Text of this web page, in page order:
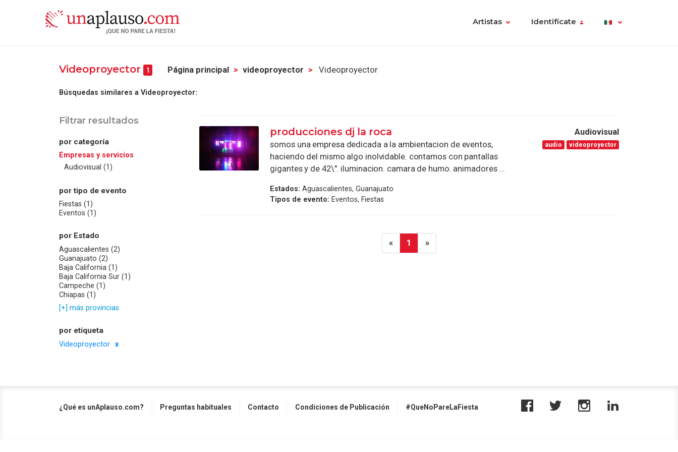
Artistas Identifícate
Videoproyector 1 Página principal videoproyector Videoproyector
Búsquedas similares a Videoproyector:
Filtrar resultados
por categoría
Empresas y servicios
Audiovisual (1)
por tipo de evento
Fiestas (1)
Eventos (1)
por Estado
Aguascalientes (2)
Guanajuato (2)
Baja California (1)
Baja California Sur (1)
Campeche (1)
Chiapas (1)
[+] más provincias
por etiqueta
Videoproyector
producciones dj la roca
somos una empresa dedicada a la ambientacion de eventos,
haciendo del mismo algo inolvidable. contamos con pantallas
gigantes y de 42\". iluminacion. camara de humo. animadores ...
Estados: Aguascalientes, Guanajuato
Tipos de evento: Eventos, Fiestas
Audiovisual
audio videoproyector
« 1 »
¿Qué es unAplauso.com? Preguntas habituales Contacto Condiciones de Publicación #QueNoPareLaFiesta